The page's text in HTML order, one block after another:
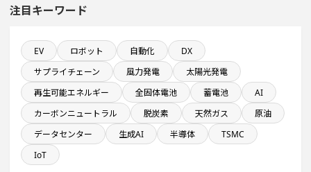
直近3か月以内に着手する設備新設計画
来月稼働プロジェクト
従業員数が100人以上の企業一覧
関東地方で投資額10億円以上プロジェクト
食品卸に関するプロジェクト
注目キーワード
EV ロボット 自動化
DX
サプライチェーン
風力発電
太陽光発電
再生可能エネルギー
全固体電池 蓄電池
AI
カーボンニュートラル
脱炭素 天然ガス
原油
データセンター
生成AI 半導体
TSMC
IoT